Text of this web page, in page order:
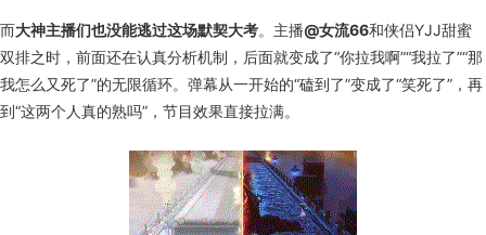
而大神主播们也没能逃过这场默契大考。主播@女流66和侠侣YJJ甜蜜
双排之时，前面还在认真分析机制，后面就变成了“你拉我啊”“我拉了”“那
我怎么又死了”的无限循环。弹幕从一开始的“磕到了”变成了“笑死了”，再
到“这两个人真的熟吗”，节目效果直接拉满。